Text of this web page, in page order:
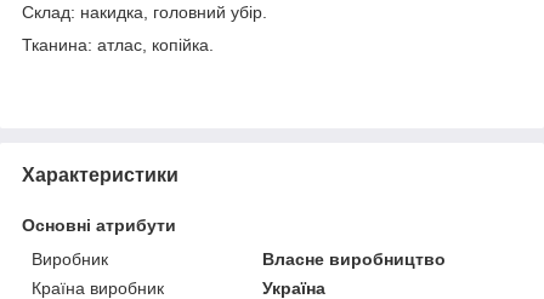
Склад: накидка, головний убір.
Тканина: атлас, копійка.
Характеристики
Основні атрибути
Виробник
Власне виробництво
Країна виробник
Україна